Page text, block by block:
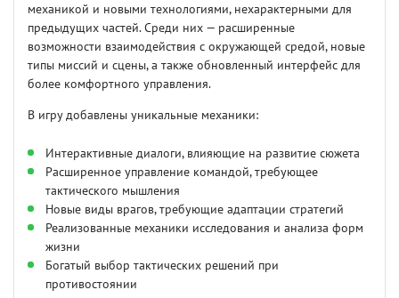
механикой и новыми технологиями, нехарактерными для
предыдущих частей. Среди них — расширенные
возможности взаимодействия с окружающей средой, новые
типы миссий и сцены, а также обновленный интерфейс для
более комфортного управления.
В игру добавлены уникальные механики:
Интерактивные диалоги, влияющие на развитие сюжета
Расширенное управление командой, требующее
тактического мышления
Новые виды врагов, требующие адаптации стратегий
Реализованные механики исследования и анализа форм
жизни
Богатый выбор тактических решений при
противостоянии